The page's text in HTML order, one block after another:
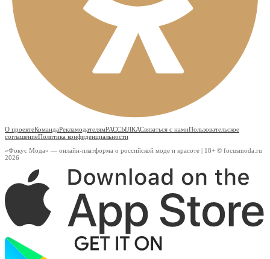
О проектеКомандаРекламодателямРАССЫЛКАСвязаться с намиПользовательское
соглашениеПолитика конфиденциальности
«Фокус Мода» — онлайн-платформа о российской моде и красоте | 18+ © focusmoda.ru
2026